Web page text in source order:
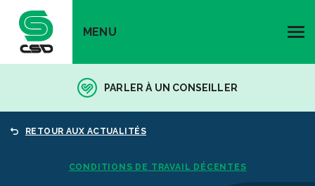
MENU
PARLER À UN CONSEILLER
RETOUR AUX ACTUALITÉS
CONDITIONS DE TRAVAIL DÉCENTES